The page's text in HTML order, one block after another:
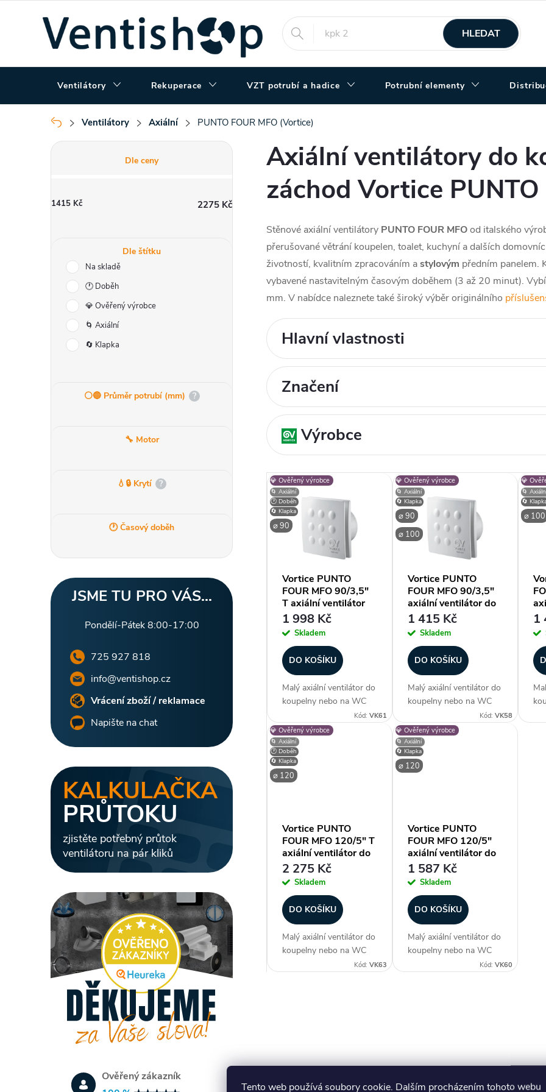
Tento web používá soubory cookie. Dalším procházením tohoto webu
HLEDAT
Ventilátory Rekuperace VZT potrubí a hadice Potrubní elementy
Domů
Ventilátory Axiální PUNTO FOUR MFO (Vortice)
P
t
Dle ceny
1415 Kč 2275 Kč
Dle štítku
Na skladě
🕐 Doběh
💎 Ověřený výrobce
🌀 Axiální
🔄 Klapka
⚪️🔵 Průměr potrubí (mm) ?
🔧 Motor
💧🔒 Krytí ?
🕐 Časový doběh
JSME TU PRO VÁS...
Pondělí-Pátek 8:00-17:00
725 927 818
info@ventishop.cz
Vrácení zboží / reklamace
Napište na chat
KALKULAČKA
PRŮTOKU
zjistěte potřebný průtok
ventilátoru na pár kliků
Ověřený zákazník
Axiální ventilátory do
záchod Vortice PUNTO
Stěnové axiální ventilátory PUNTO FOUR MFOod italského
přerušované větrání koupelen, toalet, kuchyní a dalších
životností, kvalitním zpracováním astylovým předním panelem.
vybavené nastavitelným časovým doběhem (3 až 20 minut).
mm. V nabídce naleznete také široký výběr originálního
Hlavní vlastnosti
Značení
Výrobce
V
ý
p
🕐 Doběh
⌀ 90
💎 Ověřený výrobce
🌀 Axiální
🔄 Klapka
Vortice PUNTO
FOUR MFO 90/3,5"
T axiální ventilátor
do koupelny s
časovým doběhem
1 998 Kč
Skladem
DO KOŠÍKU
Malý axiální ventilátor do
koupelny nebo na WC
ve stylovém provedení.
Velmi tichý. Krytí IPX4.
Časový doběh.
Stěnový/stropní
ventilátor. Průměr 92,4
mm. Průtok vzduchu 65
Kód: VK61
⌀ 90
⌀ 100
💎 Ověřený výrobce
🌀 Axiální
🔄 Klapka
Vortice PUNTO
FOUR MFO 90/3,5"
axiální ventilátor do
koupelny
1 415 Kč
Skladem
DO KOŠÍKU
Malý axiální ventilátor do
koupelny nebo na WC
ve stylovém provedení.
Velmi tichý. Krytí IPX4.
Standardní model.
Stěnový/stropní
ventilátor. Průměr 92,4
Kód: VK58
⌀ 100
💎
🌀
🔄
1
🕐 Doběh
⌀ 120
💎 Ověřený výrobce
🌀 Axiální
🔄 Klapka
Vortice PUNTO
FOUR MFO 120/5" T
axiální ventilátor do
koupelny s časovým
doběhem
2 275 Kč
Skladem
DO KOŠÍKU
Malý axiální ventilátor do
koupelny nebo na WC
ve stylovém provedení.
Kód: VK63
⌀ 120
💎 Ověřený výrobce
🌀 Axiální
🔄 Klapka
Vortice PUNTO
FOUR MFO 120/5"
axiální ventilátor do
koupelny
1 587 Kč
Skladem
DO KOŠÍKU
Malý axiální ventilátor do
koupelny nebo na WC
ve stylovém provedení.
Kód: VK60
l